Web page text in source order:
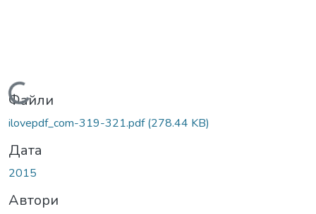
Вантажиться...
Файли
ilovepdf_com-319-321.pdf(278.44 KB)
Дата
2015
Автори